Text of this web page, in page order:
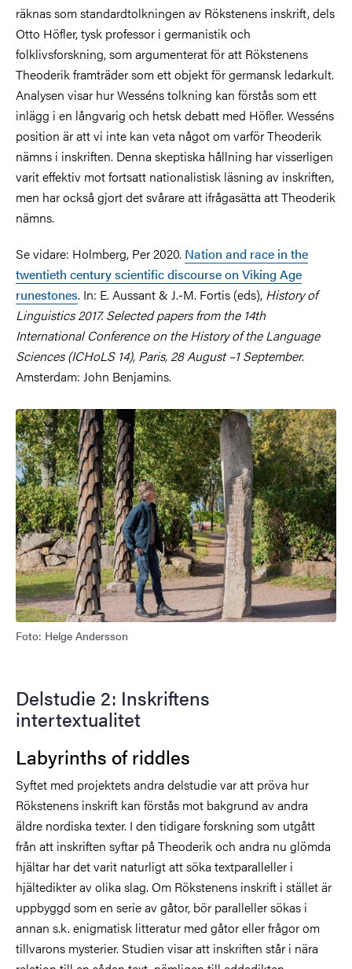
räknas som standardtolkningen av Rökstenens inskrift, dels
Otto Höfler, tysk professor i germanistik och
folklivsforskning, som argumenterat för att Rökstenens
Theoderik framträder som ett objekt för germansk ledarkult.
Analysen visar hur Wesséns tolkning kan förstås som ett
inlägg i en långvarig och hetsk debatt med Höfler. Wesséns
position är att vi inte kan veta något om varför Theoderik
nämns i inskriften. Denna skeptiska hållning har visserligen
varit effektiv mot fortsatt nationalistisk läsning av inskriften,
men har också gjort det svårare att ifrågasätta att Theoderik
nämns.
Se vidare: Holmberg, Per 2020. Nation and race in the
twentieth century scientific discourse on Viking Age
runestones. In: E. Aussant & J.-M. Fortis (eds), History of
Linguistics 2017. Selected papers from the 14th
International Conference on the History of the Language
Sciences (ICHoLS 14), Paris, 28 August –1 September.
Amsterdam: John Benjamins.
Foto: Helge Andersson
Delstudie 2: Inskriftens
intertextualitet
Labyrinths of riddles
Syftet med projektets andra delstudie var att pröva hur
Rökstenens inskrift kan förstås mot bakgrund av andra
äldre nordiska texter. I den tidigare forskning som utgått
från att inskriften syftar på Theoderik och andra nu glömda
hjältar har det varit naturligt att söka textparalleller i
hjältedikter av olika slag. Om Rökstenens inskrift i stället är
uppbyggd som en serie av gåtor, bör paralleller sökas i
annan s.k. enigmatisk litteratur med gåtor eller frågor om
tillvarons mysterier. Studien visar att inskriften står i nära